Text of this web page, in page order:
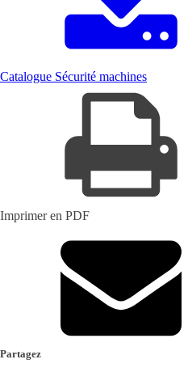
Catalogue Sécurité machines
Imprimer en PDF
Partagez